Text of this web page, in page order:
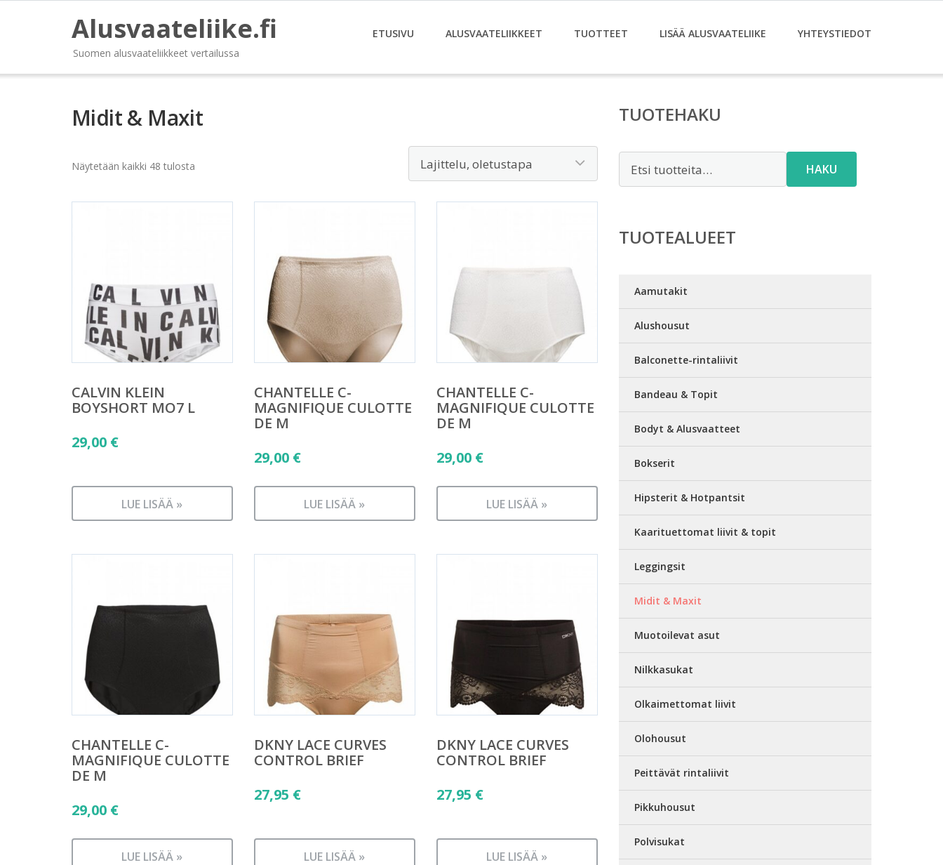
Alusvaateliike.fi
Suomen alusvaateliikkeet vertailussa
ETUSIVU ALUSVAATELIIKKEET TUOTTEET LISÄÄ ALUSVAATELIIKE YHTEYSTIEDOT
Midit & Maxit
Näytetään kaikki 48 tulosta
CALVIN KLEIN
BOYSHORT MO7 L
29,00 €
LUE LISÄÄ »
CHANTELLE C-
MAGNIFIQUE CULOTTE
DE M
29,00 €
LUE LISÄÄ »
CHANTELLE C-
MAGNIFIQUE CULOTTE
DE M
29,00 €
LUE LISÄÄ »
CHANTELLE C-
MAGNIFIQUE CULOTTE
DE M
29,00 €
LUE LISÄÄ »
DKNY LACE CURVES
CONTROL BRIEF
27,95 €
LUE LISÄÄ »
DKNY LACE CURVES
CONTROL BRIEF
27,95 €
LUE LISÄÄ »
TUOTEHAKU
HAKU
TUOTEALUEET
Aamutakit
Alushousut
Balconette-rintaliivit
Bandeau & Topit
Bodyt & Alusvaatteet
Bokserit
Hipsterit & Hotpantsit
Kaarituettomat liivit & topit
Leggingsit
Midit & Maxit
Muotoilevat asut
Nilkkasukat
Olkaimettomat liivit
Olohousut
Peittävät rintaliivit
Pikkuhousut
Polvisukat